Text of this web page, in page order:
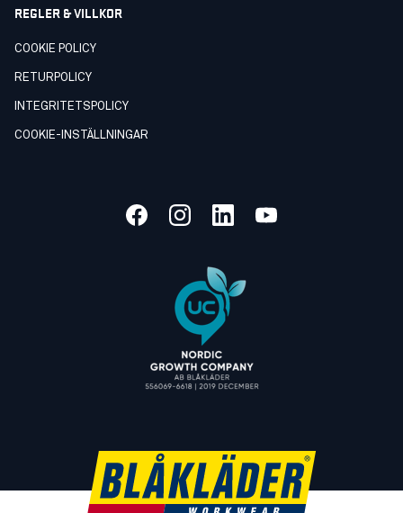
REGLER & VILLKOR
COOKIE POLICY
RETURPOLICY
INTEGRITETSPOLICY
COOKIE-INSTÄLLNINGAR